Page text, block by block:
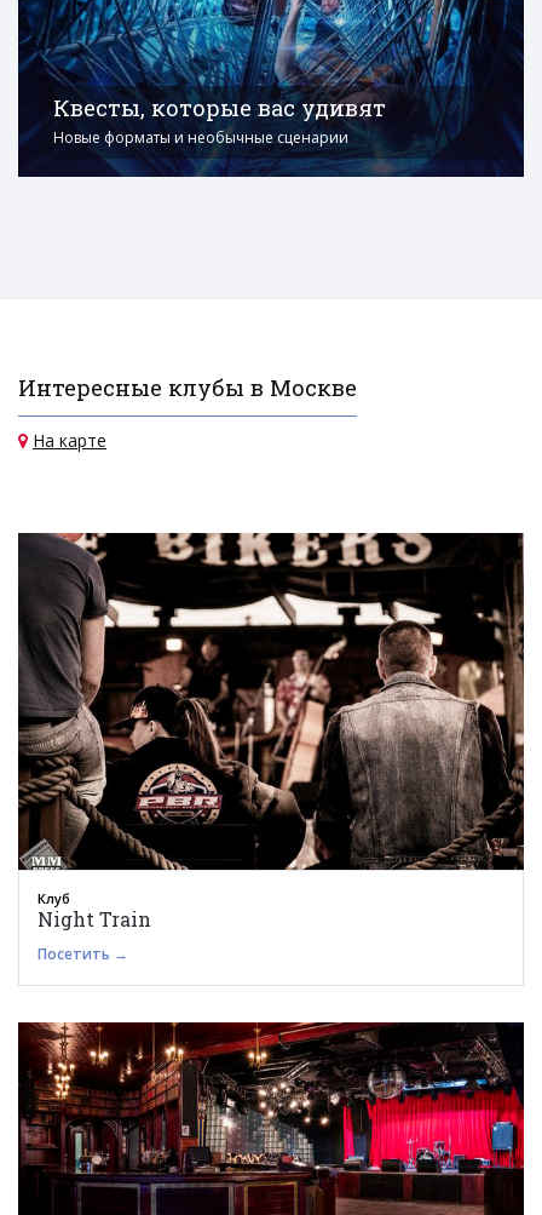
Квесты, которые вас удивят
Новые форматы и необычные сценарии
Интересные клубы в Москве
На карте
Клуб
Night Train
Посетить →